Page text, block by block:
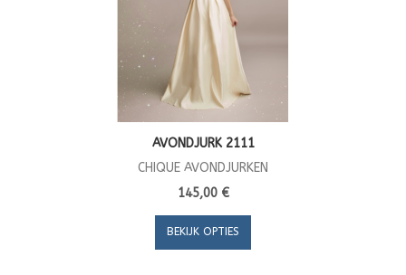
AVONDJURK 2111
CHIQUE AVONDJURKEN
145,00 €
BEKIJK OPTIES